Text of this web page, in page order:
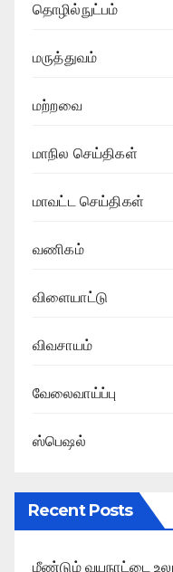
தொழில்நுட்பம்
மருத்துவம்
மற்றவை
மாநில செய்திகள்
மாவட்ட செய்திகள்
வணிகம்
விளையாட்டு
விவசாயம்
வேலைவாய்ப்பு
ஸ்பெஷல்
Recent Posts
மீண்டும் வயநாட்டை